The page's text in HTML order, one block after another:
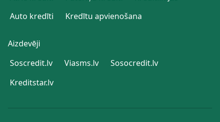
Auto kredīti
Kredītu apvienošana
Aizdevēji
Soscredit.lv
Viasms.lv
Sosocredit.lv
Kreditstar.lv